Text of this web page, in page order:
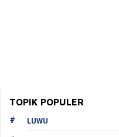
TOPIK POPULER
LUWU